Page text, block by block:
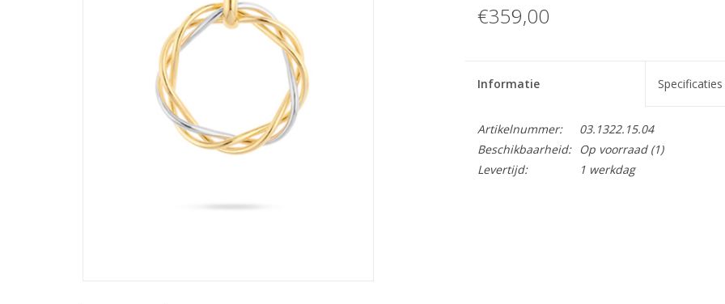
€359,00
Informatie Specificaties
Artikelnummer:
03.1322.15.04
Beschikbaarheid:
Op voorraad(1)
Levertijd:
1 werkdag